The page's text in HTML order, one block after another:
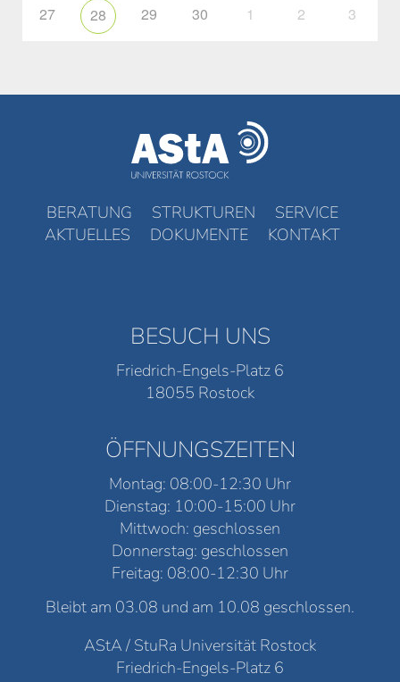
27 28 29 30 1 2 3
BERATUNG STRUKTUREN
SERVICE
AKTUELLES
DOKUMENTE KONTAKT
BESUCH UNS
Friedrich-Engels-Platz 6
18055 Rostock
ÖFFNUNGSZEITEN
Montag: 08:00-12:30 Uhr
Dienstag: 10:00-15:00 Uhr
Mittwoch: geschlossen
Donnerstag: geschlossen
Freitag: 08:00-12:30 Uhr
Bleibt am 03.08 und am 10.08 geschlossen.
AStA / StuRa Universität Rostock
Friedrich-Engels-Platz 6